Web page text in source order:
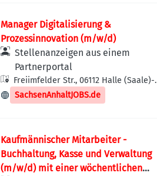
Manager Digitalisierung &
Prozessinnovation (m/w/d)
Stellenanzeigen aus einem
Partnerportal
Freiimfelder Str., 06112 Halle (Saale)-
Stadtbezirk Ost, Deutschland
SachsenAnhaltJOBS.de
Kaufmännischer Mitarbeiter -
Buchhaltung, Kasse und Verwaltung
(m/w/d) mit einer wöchentlichen